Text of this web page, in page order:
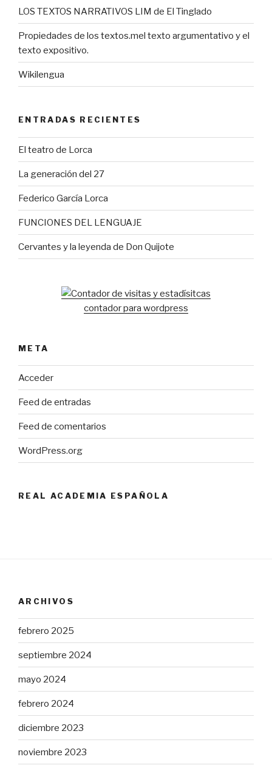
LOS TEXTOS NARRATIVOS LIM de El Tinglado
Propiedades de los textos.mel texto argumentativo y el
texto expositivo.
Wikilengua
ENTRADAS RECIENTES
El teatro de Lorca
La generación del 27
Federico García Lorca
FUNCIONES DEL LENGUAJE
Cervantes y la leyenda de Don Quijote
contador para wordpress
META
Acceder
Feed de entradas
Feed de comentarios
WordPress.org
REAL ACADEMIA ESPAÑOLA
ARCHIVOS
febrero 2025
septiembre 2024
mayo 2024
febrero 2024
diciembre 2023
noviembre 2023